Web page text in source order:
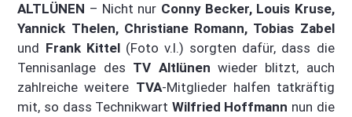
ALTLÜNEN – Nicht nur Conny Becker, Louis Kruse,
Yannick Thelen, Christiane Romann, Tobias Zabel
und Frank Kittel(Foto v.l.) sorgten dafür, dass die
Tennisanlage des TV Altlünen wieder blitzt, auch
zahlreiche weitere TVA-Mitglieder halfen tatkräftig
mit, so dass Technikwart Wilfried Hoffmann nun die